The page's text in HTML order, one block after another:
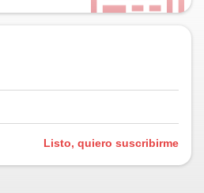
Listo, quiero suscribirme